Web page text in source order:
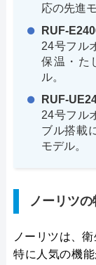
応の先進
RUF-
24号フル
保温・た
ル。
RUF-
24号フル
ブル搭載
モデル。
ノーリツ
ノーリツは、
特に人気の機